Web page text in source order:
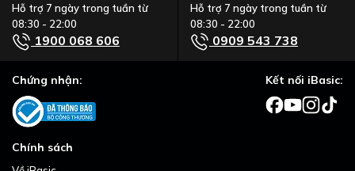
Hỗ trợ 7 ngày trong tuần từ
08:30 - 22:00
1900 068 606
Hỗ trợ 7 ngày trong tuần từ
08:30 - 22:00
0909 543 738
Chính sách
Chứng nhận: Kết nối iBasic: